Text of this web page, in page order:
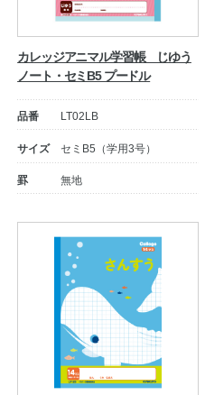
カレッジアニマル学習帳 じゆう
ノート・セミB5 プードル
品番 LT02LB
サイズ セミB5（学用3号）
罫 無地